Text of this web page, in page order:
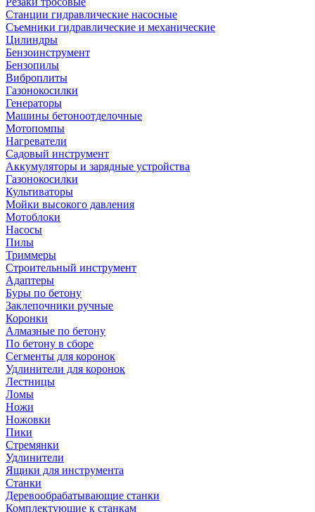
Станции гидравлические насосные
Съемники гидравлические и механические
Цилиндры
Бензоинструмент
Бензопилы
Виброплиты
Газонокосилки
Генераторы
Машины бетоноотделочные
Мотопомпы
Нагреватели
Садовый инструмент
Аккумуляторы и зарядные устройства
Газонокосилки
Культиваторы
Мойки высокого давления
Мотоблоки
Насосы
Пилы
Триммеры
Строительный инструмент
Адаптеры
Буры по бетону
Заклепочники ручные
Коронки
Алмазные по бетону
По бетону в сборе
Сегменты для коронок
Удлинители для коронок
Лестницы
Ломы
Ножи
Ножовки
Пики
Стремянки
Удлинители
Ящики для инструмента
Станки
Деревообрабатывающие станки
Комплектующие к станкам